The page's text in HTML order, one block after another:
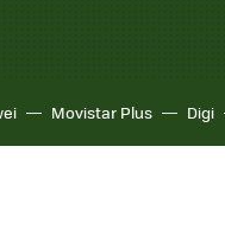
Movistar Plus Digi